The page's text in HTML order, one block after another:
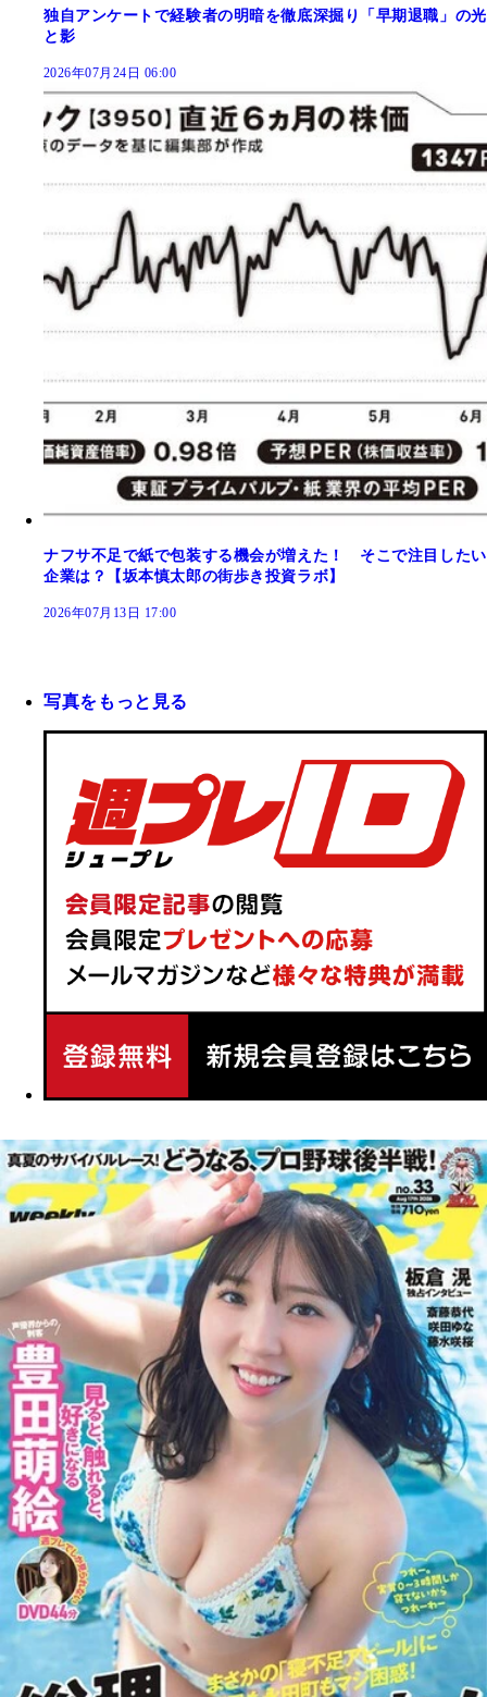
独自アンケートで経験者の明暗を徹底深掘り「早期退職」の光
と影
2026年07月24日 06:00
ナフサ不足で紙で包装する機会が増えた！ そこで注目したい
企業は？【坂本慎太郎の街歩き投資ラボ】
2026年07月13日 17:00
写真をもっと見る